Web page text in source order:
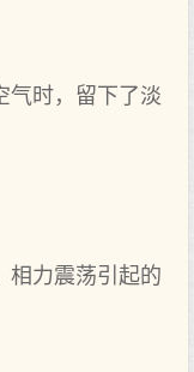
气时，留下了淡
相力震荡引起的